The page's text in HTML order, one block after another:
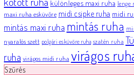
különleges maxi ruha lenge
maxi ruha esküvőre midi csipke ruha midi
mintás maxi ruha mintás ruha
nyaralós szett polgári esküvőre ruha szatén ruha
ruha virágos midi ruha virágos
Szűrés